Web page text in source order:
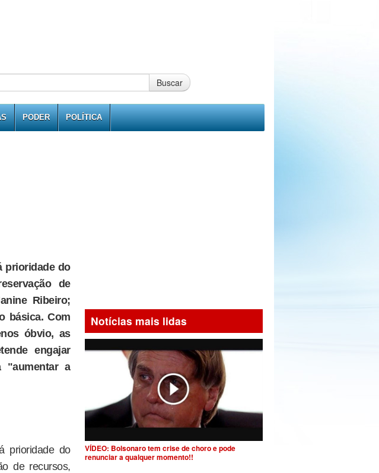
Buscar
PODER POLÍTICA
prioridade do
de
Ribeiro;
básica. Com
óbvio, as
engajar
"aumentar a
prioridade do
de recursos,
Notícias mais lidas
VÍDEO: Bolsonaro tem crise de choro e pode
renunciar a qualquer momento!!